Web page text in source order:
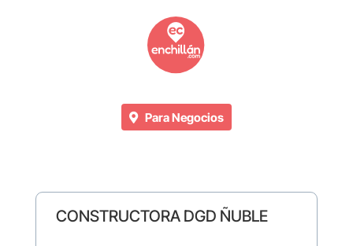
Para Negocios
CONSTRUCTORA DGD ÑUBLE